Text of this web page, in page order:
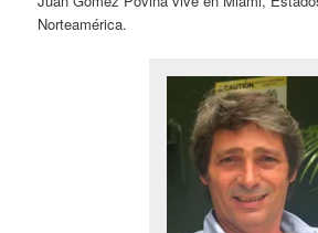
Norteamérica.